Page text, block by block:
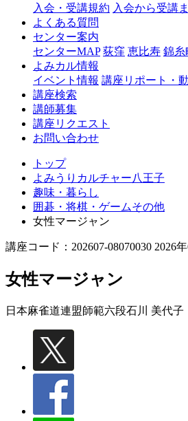
入会・受講規約 入会から受講
よくある質問
センター案内
センターMAP 荻窪 恵比寿 錦糸
よみカル情報
イベント情報 講座リポート・
講座検索
講師募集
講座リクエスト
お問い合わせ
トップ
よみうりカルチャー八王子
趣味・暮らし
囲碁・将棋・ゲームその他
女性マージャン
講座コード：202607-08070030 2026
女性マージャン
日本麻雀道連盟師範六段石川 美代子